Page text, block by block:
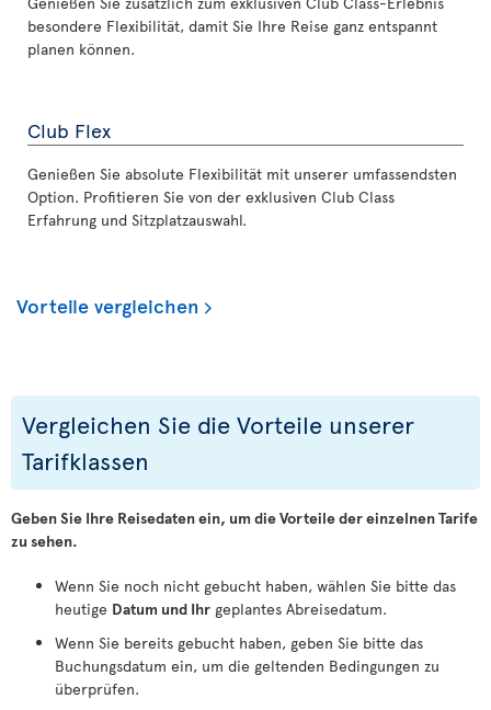
besondere Flexibilität, damit Sie Ihre Reise ganz entspannt
planen können.
Club Flex
Genießen Sie absolute Flexibilität mit unserer umfassendsten
Option. Profitieren Sie von der exklusiven Club Class
Erfahrung und Sitzplatzauswahl.
Vorteile vergleichen
Vergleichen Sie die Vorteile unserer
Tarifklassen
Geben Sie Ihre Reisedaten ein, um die Vorteile der einzelnen Tarife
zu sehen.
Wenn Sie noch nicht gebucht haben, wählen Sie bitte das
heutige Datum und Ihr geplantes Abreisedatum.
Wenn Sie bereits gebucht haben, geben Sie bitte das
Buchungsdatum ein, um die geltenden Bedingungen zu
überprüfen.